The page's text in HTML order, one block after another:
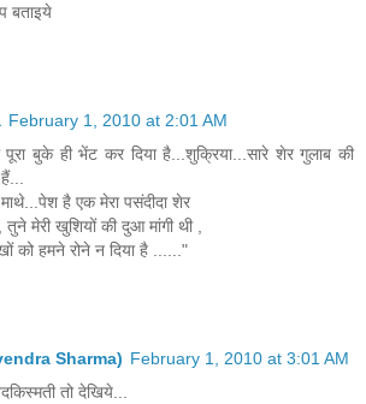
बताइये
February 1, 2010 at 2:01 AM
बुके ही भेंट कर दिया है...शुक्रिया...सारे शेर गुलाब की
है एक मेरा पसंदीदा शेर
मेरी खुशियों की दुआ मांगी थी ,
हमने रोने न दिया है ......"
Sharma) February 1, 2010 at 3:01 AM
तो देखिये...